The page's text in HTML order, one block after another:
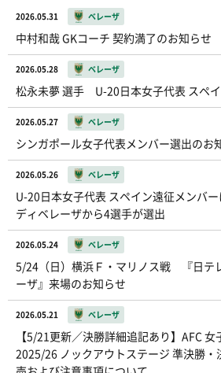
2026.05.31 ベレーザ
中村和哉 GKコーチ 契約満了のお知らせ
2026.05.28 ベレーザ
松永未夢 選手 U-20日本女子代表 スペ
2026.05.27 ベレーザ
シンガポール女子代表メンバー選出のお
2026.05.26 ベレーザ
U-20日本女子代表 スペイン遠征メンバ
ディベレーザから4選手が選出
2026.05.24 ベレーザ
5/24（日）横浜Ｆ・マリノス戦 『日テ
ーザ』来場のお知らせ
2026.05.21 ベレーザ
【5/21更新／決勝詳細追記あり】AFC
2025/26 ノックアウトステージ 準決勝